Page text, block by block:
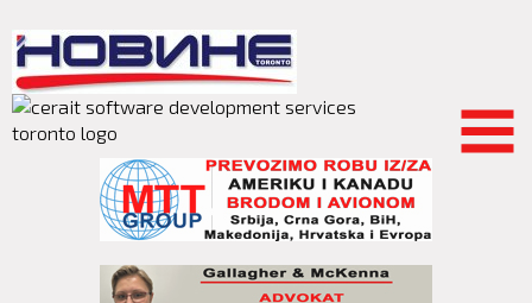
main
content